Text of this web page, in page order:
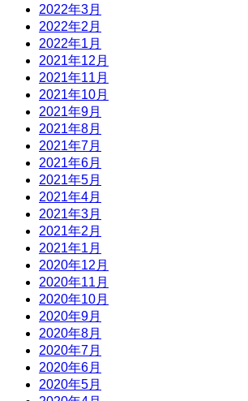
2022年3月
2022年2月
2022年1月
2021年12月
2021年11月
2021年10月
2021年9月
2021年8月
2021年7月
2021年6月
2021年5月
2021年4月
2021年3月
2021年2月
2021年1月
2020年12月
2020年11月
2020年10月
2020年9月
2020年8月
2020年7月
2020年6月
2020年5月